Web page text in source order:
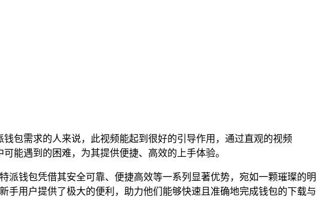
包需求的人来说，此视频能起到很好的引导作用，通过直观的视频
能遇到的困难，为其提供便捷、高效的上手体验。
钱包凭借其安全可靠、便捷高效等一系列显著优势，宛如一颗璀璨的明
手用户提供了极大的便利，助力他们能够快速且准确地完成钱包的下载与